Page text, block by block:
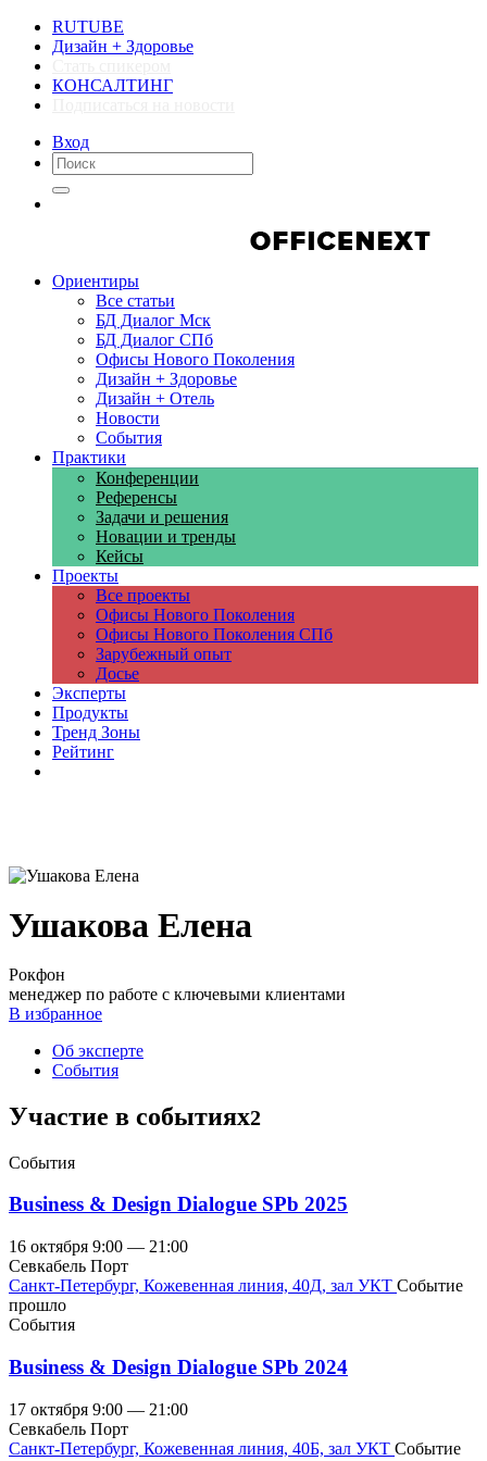
RUTUBE
Дизайн + Здоровье
КОНСАЛТИНГ
Вход
Ориентиры
Все статьи
БД Диалог Мск
БД Диалог СПб
Офисы Нового Поколения
Дизайн + Здоровье
Дизайн + Отель
Новости
События
Практики
Конференции
Референсы
Задачи и решения
Новации и тренды
Кейсы
Проекты
Все проекты
Офисы Нового Поколения
Офисы Нового Поколения СПб
Зарубежный опыт
Досье
Эксперты
Продукты
Тренд Зоны
Рейтинг
Ушакова Елена
Рокфон
менеджер по работе с ключевыми клиентами
В избранное
Об эксперте
События
Участие в событиях2
События
Business & Design Dialogue SPb 2025
16 октября 9:00 — 21:00
Севкабель Порт
Санкт-Петербург, Кожевенная линия, 40Д, зал УКТ Событие
прошло
События
Business & Design Dialogue SPb 2024
17 октября 9:00 — 21:00
Севкабель Порт
Санкт-Петербург, Кожевенная линия, 40Б, зал УКТ Событие